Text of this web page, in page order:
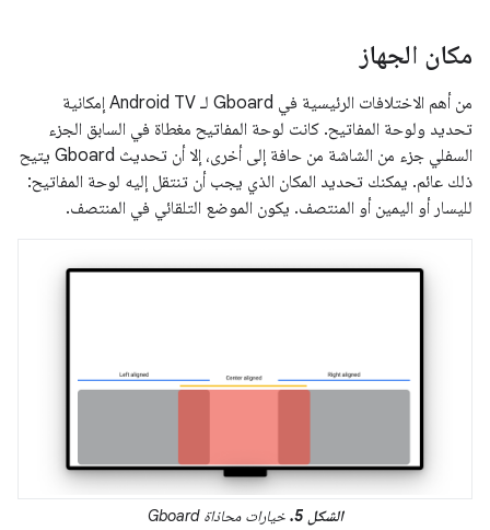
مكان الجهاز
من أهم الاختلافات الرئيسية في Gboard لـ Android TV إمكانية
تحديد ولوحة المفاتيح. كانت لوحة المفاتيح مغطاة في السابق الجزء
السفلي جزء من الشاشة من حافة إلى أخرى، إلا أن تحديث Gboard يتيح
ذلك عائم. يمكنك تحديد المكان الذي يجب أن تنتقل إليه لوحة المفاتيح:
لليسار أو اليمين أو المنتصف. يكون الموضع التلقائي في المنتصف.
الشكل 5. خيارات محاذاة Gboard